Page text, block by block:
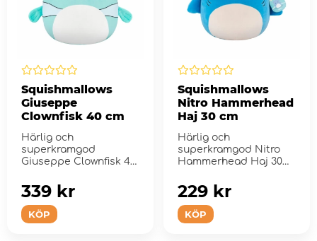
Squishmallows
Giuseppe
Clownfisk 40 cm
Härlig och
superkramgod
Giuseppe Clownfisk 40
KÖP
339 kr
Squishmallows
Nitro Hammerhead
Haj 30 cm
Härlig och
superkramgod Nitro
Hammerhead Haj 30
KÖP
229 kr